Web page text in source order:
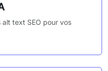
text SEO pour vos